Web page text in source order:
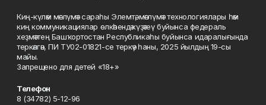
Киң-күләм мәғлүмәт сараһы Элемтә, мәғлүмәт технологиялары һәм
киң коммуникациялар өлкәһендә күҙәтеү буйынса федераль
хеҙмәттең Башҡортостан Республикаһы буйынса идаралығында
теркәлгән, ПИ ТУ02-01821-се теркәү һаны, 2025 йылдың 19-сы
майы.
Запрещено для детей «18+»
Телефон
8 (34782) 5-12-96